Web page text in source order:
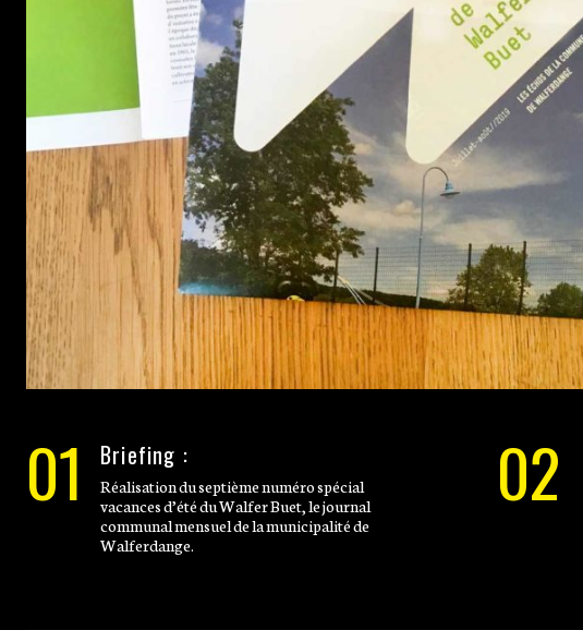
01 Briefing :
Réalisation du septième numéro spécial
vacances d’été du Walfer Buet, le journal
communal mensuel de la municipalité de
Walferdange.
02